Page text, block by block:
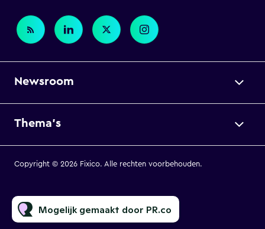
Newsroom
Thema's
Copyright © 2026 Fixico. Alle rechten voorbehouden.
Mogelijk gemaakt door PR.co